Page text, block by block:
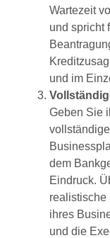
Wartezeit
und spricht
und im
Geben Sie
dem
Eindruck.
realistische
ihres
und die